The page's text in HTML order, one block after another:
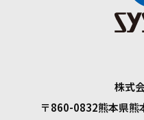
株式
〒860-0832熊本県熊